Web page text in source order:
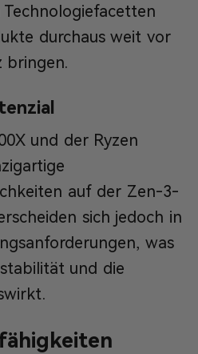
durchaus weit vor
bringen.
und der Ryzen
auf der Zen-3-
sich jedoch in
was
und die